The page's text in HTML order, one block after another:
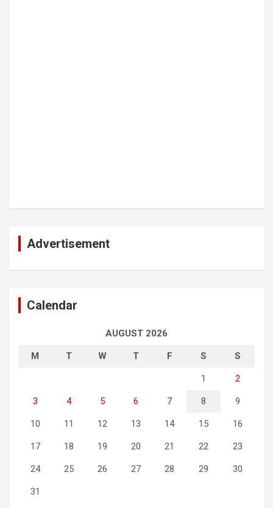
Advertisement
Calendar
AUGUST 2026
M T W T F S S
1 2
3 4 5 6 7 8 9
10 11 12 13 14 15 16
17 18 19 20 21 22 23
24 25 26 27 28 29 30
31